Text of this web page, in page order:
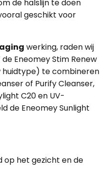
de halslijn te doen
geschikt voor
werking, raden wij
de Eneomey Stim Renew
huidtype) te combineren
of Purify Cleanser,
C20en UV-
de Eneomey Sunlight
op het gezicht en de